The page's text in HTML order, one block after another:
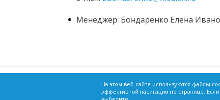
Менеджер: Бондаренко Елена
На этом веб-сайте используются файлы
эффективной навигации по странице.
Сведения о товарах, опубликованные в
г. Краснодар, ул. Зиповская, 5, корпус 33